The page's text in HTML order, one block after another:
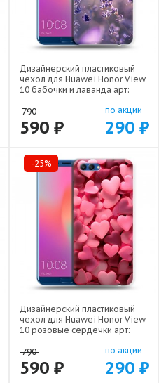
Дизайнерский пластиковый
чехол для Huawei Honor View
10 бабочки и лаванда арт:
790
590 ₽
по акции
290 ₽
-25%
Дизайнерский пластиковый
чехол для Huawei Honor View
10 розовые сердечки арт:
790
590 ₽
по акции
290 ₽